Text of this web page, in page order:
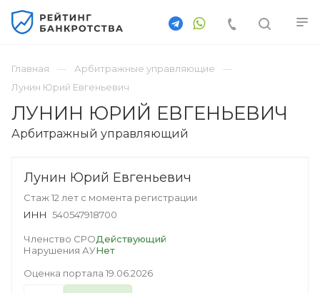
Главная
Арбитражные управляющие
Лунин Юрий Евгеньевич
ЛУНИН ЮРИЙ ЕВГЕНЬЕВИЧ
Арбитражный управляющий
Лунин Юрий Евгеньевич
Стаж 12 лет с момента регистрации
ИНН 540547918700
Членство СРОДействующий
Нарушения АУНет
Оценка портала 19.06.2026